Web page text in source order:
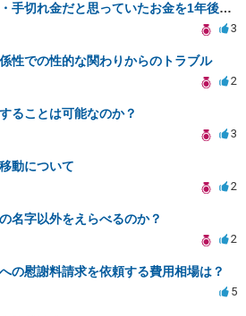
ダブル不倫・借金・手切れ金だと思っていたお金を1年後いまさら脅迫罪として通知書が来てまとめて請求
3
性での性的な関わりからのトラブル
2
ることは可能なのか？
3
動について
2
名字以外をえらべるのか？
2
の慰謝料請求を依頼する費用相場は？
5